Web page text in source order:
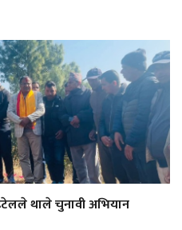
थाले चुनावी अभियान